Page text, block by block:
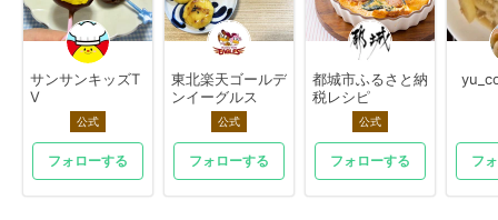
サンサンキッズT
V
公式
フォローする
東北楽天ゴールデ
ンイーグルス
公式
フォローする
都城市ふるさと納
税レシピ
公式
フォローする フ